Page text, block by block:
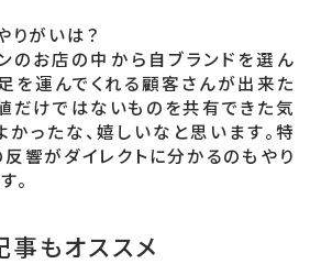
りがいは？
のお店の中から自ブランドを選ん
を運んでくれる顧客さんが出来た
だけではないものを共有できた気
かったな、嬉しいなと思います。特
響がダイレクトに分かるのもやり
。
事もオススメ